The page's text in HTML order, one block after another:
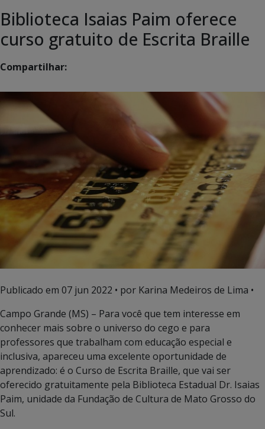
Biblioteca Isaias Paim oferece
curso gratuito de Escrita Braille
Compartilhar:
Publicado em 07 jun 2022 • por Karina Medeiros de Lima •
Campo Grande (MS) – Para você que tem interesse em
conhecer mais sobre o universo do cego e para
professores que trabalham com educação especial e
inclusiva, apareceu uma excelente oportunidade de
aprendizado: é o Curso de Escrita Braille, que vai ser
oferecido gratuitamente pela Biblioteca Estadual Dr. Isaias
Paim, unidade da Fundação de Cultura de Mato Grosso do
Sul.